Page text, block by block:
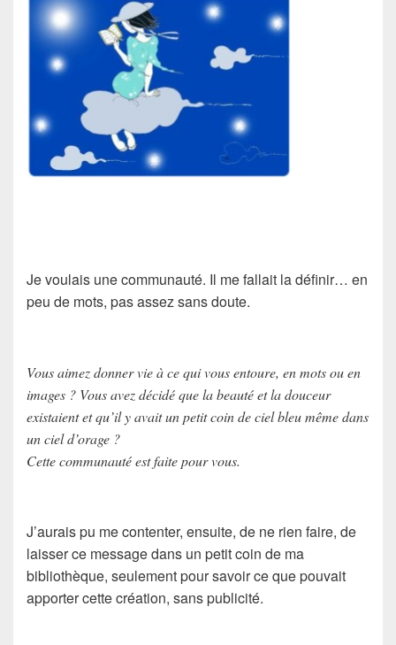
Je voulais une communauté. Il me fallait la définir… en
peu de mots, pas assez sans doute.
Vous aimez donner vie à ce qui vous entoure, en mots ou en
images ? Vous avez décidé que la beauté et la douceur
existaient et qu’il y avait un petit coin de ciel bleu même dans
un ciel d’orage ?
Cette communauté est faite pour vous.
J’aurais pu me contenter, ensuite, de ne rien faire, de
laisser ce message dans un petit coin de ma
bibliothèque, seulement pour savoir ce que pouvait
apporter cette création, sans publicité.